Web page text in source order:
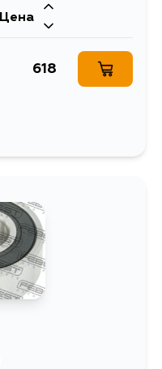
Цена
618